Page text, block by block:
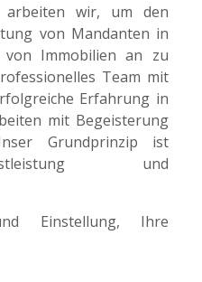
arbeiten wir, um den
von Mandanten in
Immobilien an zu
Team mit
Erfahrung in
mit Begeisterung
Grundprinzip ist
und
Einstellung, Ihre